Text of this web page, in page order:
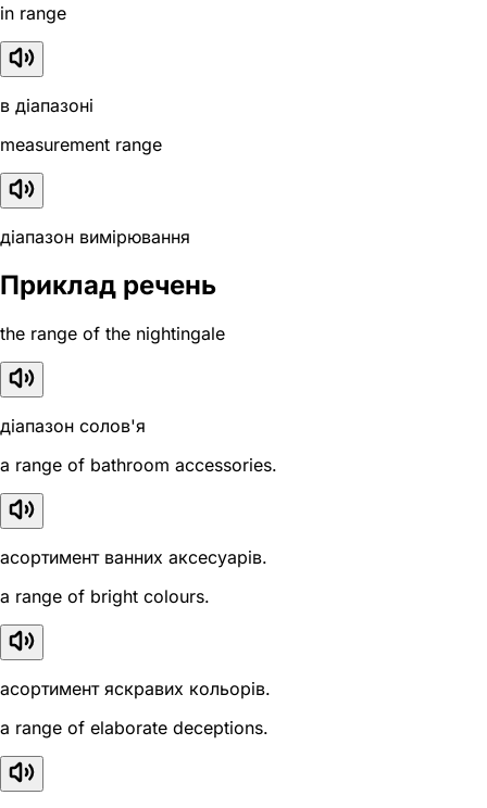
in range
в діапазоні
measurement range
діапазон вимірювання
Приклад речень
the range of the nightingale
діапазон солов'я
a range of bathroom accessories.
асортимент ванних аксесуарів.
a range of bright colours.
асортимент яскравих кольорів.
a range of elaborate deceptions.